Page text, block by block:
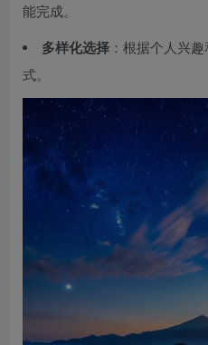
能完成。
多样化选择 ：根据个人兴
式。